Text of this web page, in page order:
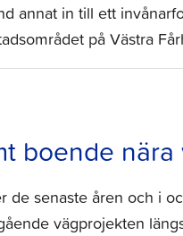
annat in till ett
på Västra
boende
de senaste åren och i
vägprojekten